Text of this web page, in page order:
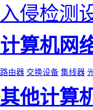
入侵检测
计算机网
路由器 交换设备 集线器
其他计算